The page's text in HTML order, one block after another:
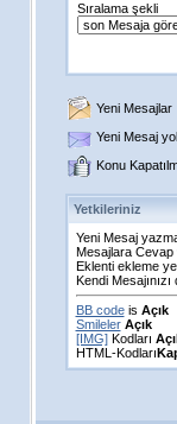
Sıralama şekli
Yeni Mesajlar
Yeni Mesaj
Konu
Yetkileriniz
Yeni Mesaj
Mesajlara
Eklenti ekleme
Kendi
BB codeis Açık
Smileler Açık
[IMG]Kodları
HTML-Kodları